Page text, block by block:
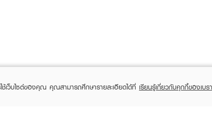
ช้เว็บไซต์ของคุณ คุณสามารถศึกษารายละเอียดได้ที่ เรียนรู้เกี่ยวกับคุกกี้ของเบร